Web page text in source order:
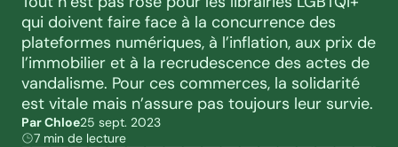
qui doivent faire face à la concurrence des
plateformes numériques, à l’inflation, aux prix de
l’immobilier et à la recrudescence des actes de
vandalisme. Pour ces commerces, la solidarité
est vitale mais n’assure pas toujours leur survie.
Par Chloe25 sept. 2023
7 min de lecture